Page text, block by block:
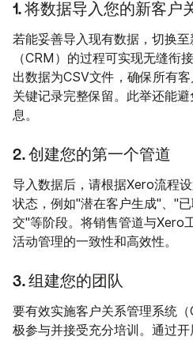
1. 将数据导入您的新客户
若能妥善导入现有数据，切换
（CRM）的过程可实现无缝衔
出数据为CSV文件，确保所有
关键记录完整保留。此举还能
息。
2. 创建您的第一个管道
导入数据后，请根据Xero流程
状态，例如"潜在客户生成"、"
交"等阶段。将销售管道与Xero
活动管理的一致性和高效性。
3. 组建您的团队
要有效实施客户关系管理系统
极参与并接受充分培训。通过